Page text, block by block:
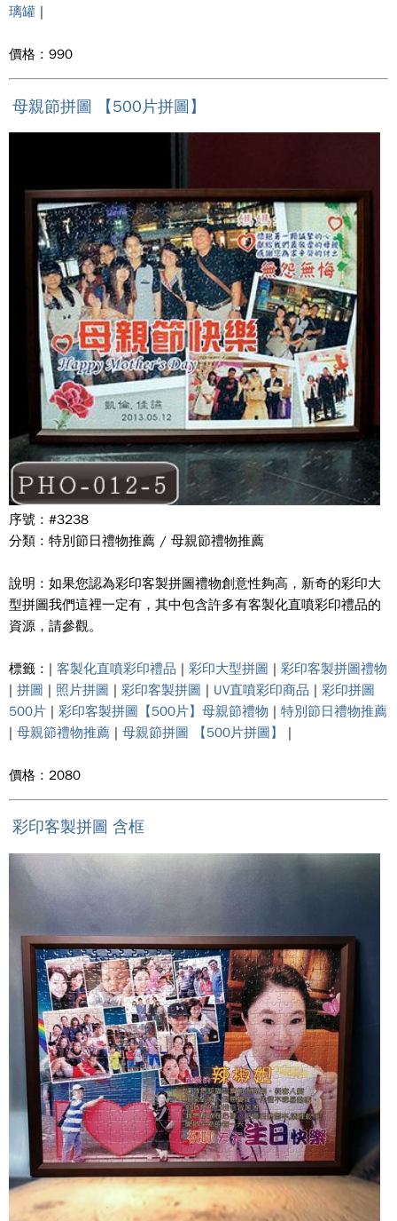
璃罐 |
價格 : 990
母親節拼圖 【500片拼圖】
序號 : #3238
分類 : 特別節日禮物推薦 / 母親節禮物推薦
說明 : 如果您認為彩印客製拼圖禮物創意性夠高，新奇的彩印大
型拼圖我們這裡一定有，其中包含許多有客製化直噴彩印禮品的
資源，請參觀。
標籤 : | 客製化直噴彩印禮品 | 彩印大型拼圖 | 彩印客製拼圖禮物
| 拼圖 | 照片拼圖 | 彩印客製拼圖 | UV直噴彩印商品 | 彩印拼圖
500片 | 彩印客製拼圖【500片】母親節禮物 | 特別節日禮物推薦
| 母親節禮物推薦 | 母親節拼圖 【500片拼圖】 |
價格 : 2080
彩印客製拼圖 含框